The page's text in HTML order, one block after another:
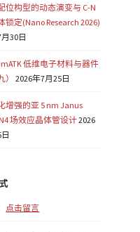
位构型的动态演变与 C-N
锁定(Nano Research 2026)
30日
低维电子材料与器件
）
2026年7月25日
增强的亚 5 nm Janus
场效应晶体管设计2026
点击留言